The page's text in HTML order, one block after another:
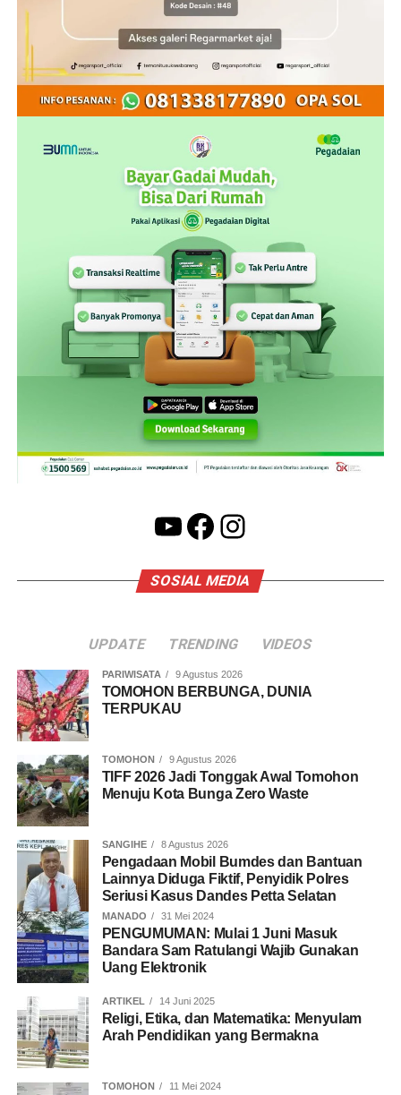
YouTube
Facebook
Instagram
SOSIAL MEDIA
UPDATE TRENDING VIDEOS
PARIWISATA 9 Agustus 2026
TOMOHON BERBUNGA, DUNIA
TERPUKAU
TOMOHON 9 Agustus 2026
TIFF 2026 Jadi Tonggak Awal Tomohon
Menuju Kota Bunga Zero Waste
SANGIHE 8 Agustus 2026
Pengadaan Mobil Bumdes dan Bantuan
Lainnya Diduga Fiktif, Penyidik Polres
Seriusi Kasus Dandes Petta Selatan
MANADO 31 Mei 2024
PENGUMUMAN: Mulai 1 Juni Masuk
Bandara Sam Ratulangi Wajib Gunakan
Uang Elektronik
ARTIKEL 14 Juni 2025
Religi, Etika, dan Matematika: Menyulam
Arah Pendidikan yang Bermakna
TOMOHON 11 Mei 2024